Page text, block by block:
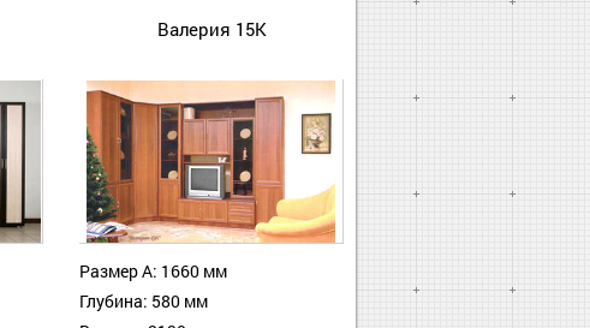
Валерия 15К
Размер А: 1660 мм
Глубина: 580 мм